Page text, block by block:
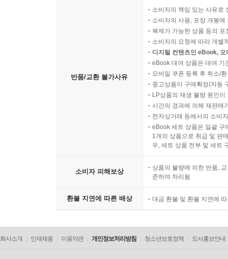
반품/교환 불가사유
소비자의 책임 있는 사유로
소비자의 사용, 포장 개봉
복제가 가능한 상품 등의
소비자의 요청에 따라 개별
디지털 컨텐츠인 eBook,
eBook 대여 상품은 대여 기
모바일 쿠폰 등록 후 취소/
중고상품이 구매확정(자동
LP상품의 재생 불량 원인
시간의 경과에 의해 재판매
전자상거래 등에서의 소비
eBook 세트 상품은 일괄 구
1개의 상품으로 취급 및 판
우, 세트 상품 전부 및 세트
소비자 피해보상
상품의 불량에 의한 반품,
준하여 처리됨
환불 지연에 따른 배상 대금 환불 및 환불 지연에
회사소개 인재채용 이용약관 개인정보처리방침 청소년보호정책 도서홍보안내